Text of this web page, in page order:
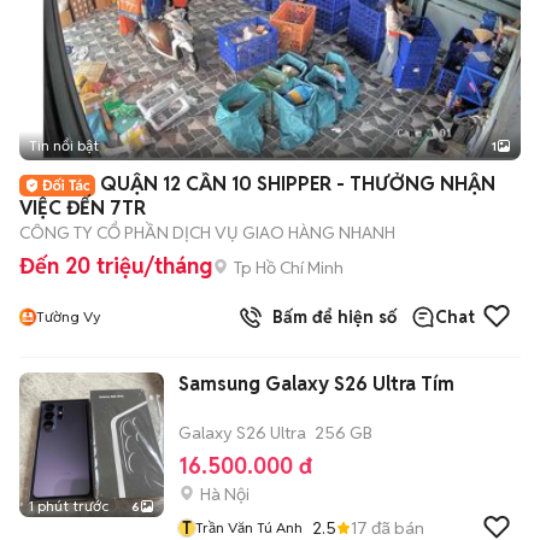
Tin nổi bật 1
QUẬN 12 CẦN 10 SHIPPER - THƯỞNG NHẬN
VIỆC ĐẾN 7TR
CÔNG TY CỔ PHẦN DỊCH VỤ GIAO HÀNG NHANH
Đến 20 triệu/tháng Tp Hồ Chí Minh
Tường Vy Bấm để hiện số Chat
1 phút trước 6
Samsung Galaxy S26 Ultra Tím
Galaxy S26 Ultra 256 GB
16.500.000 đ
Hà Nội
T Trần Văn Tú Anh 2.5 17 đã bán